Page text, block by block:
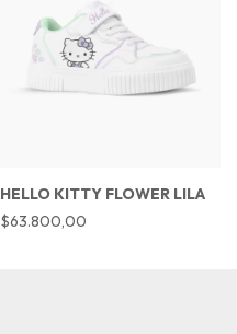
HELLO KITTY FLOWER LILA
$63.800,00